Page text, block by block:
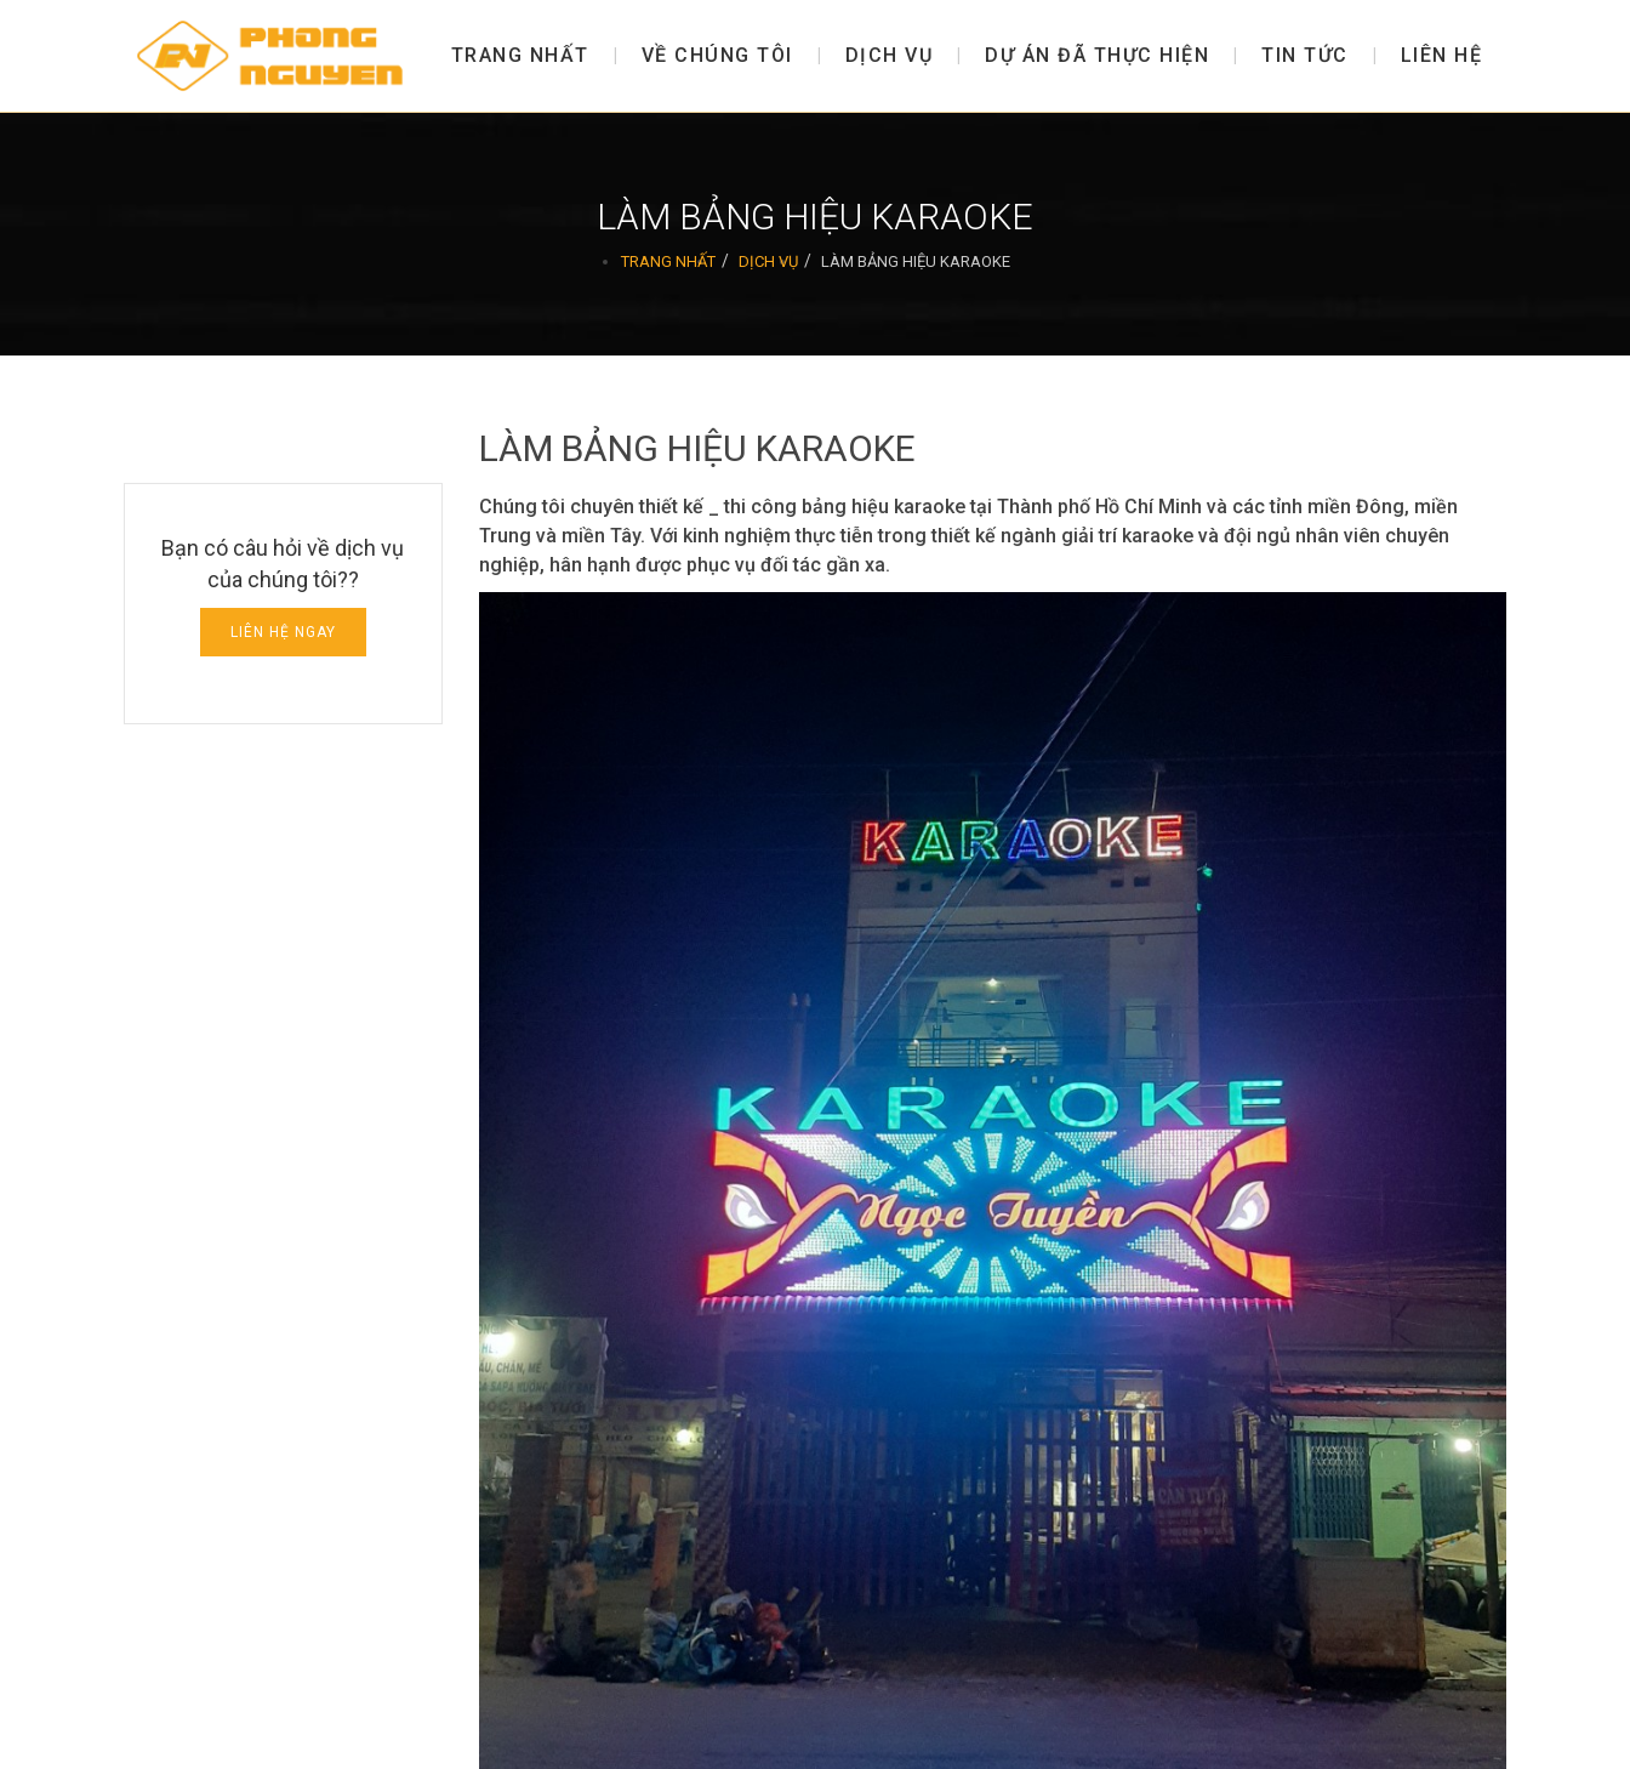
TRANG NHẤT VỀ CHÚNG TÔI DỊCH VỤ DỰ ÁN ĐÃ THỰC HIỆN TIN TỨC LIÊN HỆ
LÀM BẢNG HIỆU KARAOKE
TRANG NHẤT DỊCH VỤ LÀM BẢNG HIỆU KARAOKE
LÀM BẢNG HIỆU KARAOKE
Chúng tôi chuyên thiết kế _ thi công bảng hiệu karaoke tại Thành phố Hồ Chí Minh và các tỉnh miền Đông, miền
Trung và miền Tây. Với kinh nghiệm thực tiễn trong thiết kế ngành giải trí karaoke và đội ngủ nhân viên chuyên
nghiệp, hân hạnh được phục vụ đối tác gần xa.
Bạn có câu hỏi về dịch vụ
của chúng tôi??
LIÊN HỆ NGAY